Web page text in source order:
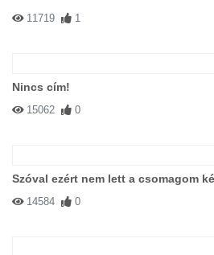
11719 1
Nincs cím!
15062 0
Szóval ezért nem lett a csomagom
14584 0